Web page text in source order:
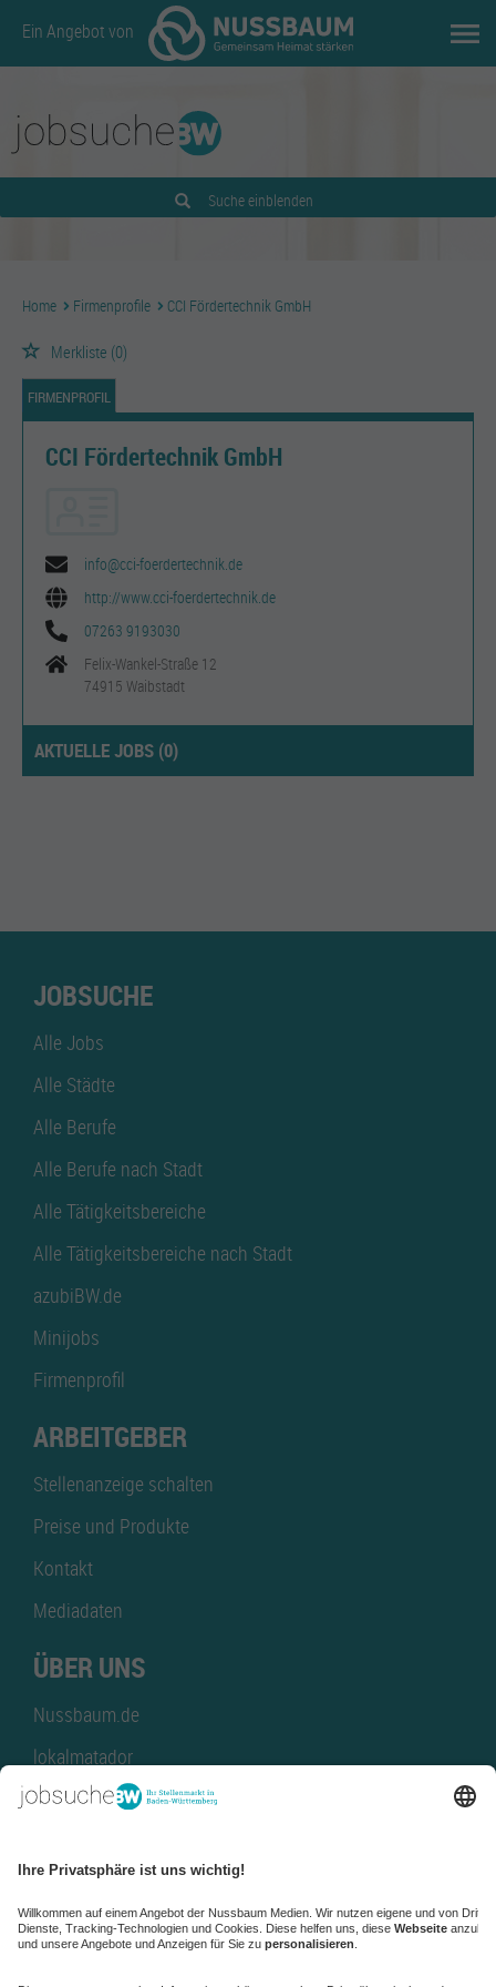
Ein Angebot von
Suche einblenden
Home Firmenprofile CCI Fördertechnik GmbH
Merkliste (0)
FIRMENPROFIL
CCI Fördertechnik GmbH
info@cci-foerdertechnik.de
http://www.cci-foerdertechnik.de
07263 9193030
Felix-Wankel-Straße 12
74915 Waibstadt
AKTUELLE JOBS (0)
JOBSUCHE
Alle Jobs
Alle Städte
Alle Berufe
Alle Berufe nach Stadt
Alle Tätigkeitsbereiche
Alle Tätigkeitsbereiche nach Stadt
azubiBW.de
Minijobs
Firmenprofil
ARBEITGEBER
Stellenanzeige schalten
Preise und Produkte
Kontakt
Mediadaten
ÜBER UNS
Nussbaum.de
lokalmatador
kaufinBW
NussbaumID
Nussbaum Medien